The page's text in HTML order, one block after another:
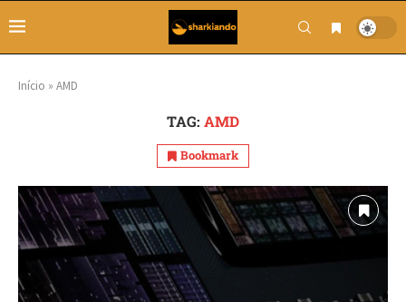
Início » AMD
TAG: AMD
Bookmark